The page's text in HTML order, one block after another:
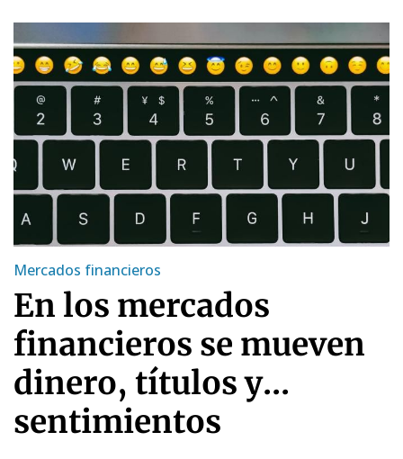
Mercados financieros
En los mercados
financieros se mueven
dinero, títulos y...
sentimientos